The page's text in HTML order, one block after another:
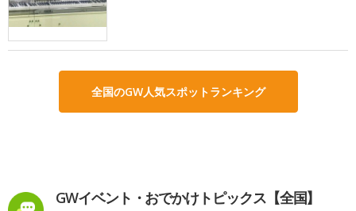
全国のGW人気スポットランキング
GWイベント・おでかけトピックス【全国】